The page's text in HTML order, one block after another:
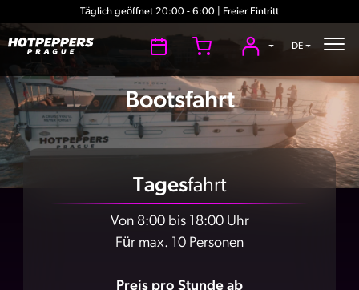
DE
Täglich geöffnet 20:00 - 6:00 | Freier Eintritt
Bootsfahrt
Tagesfahrt
Von 8:00 bis 18:00 Uhr
Für max. 10 Personen
Preis pro Stunde ab